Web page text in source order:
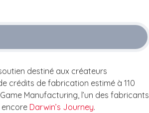
destiné aux créateurs
crédits de fabrication estimé à 110
Manufacturing, l’un des fabricants
Darwin’s Journey.